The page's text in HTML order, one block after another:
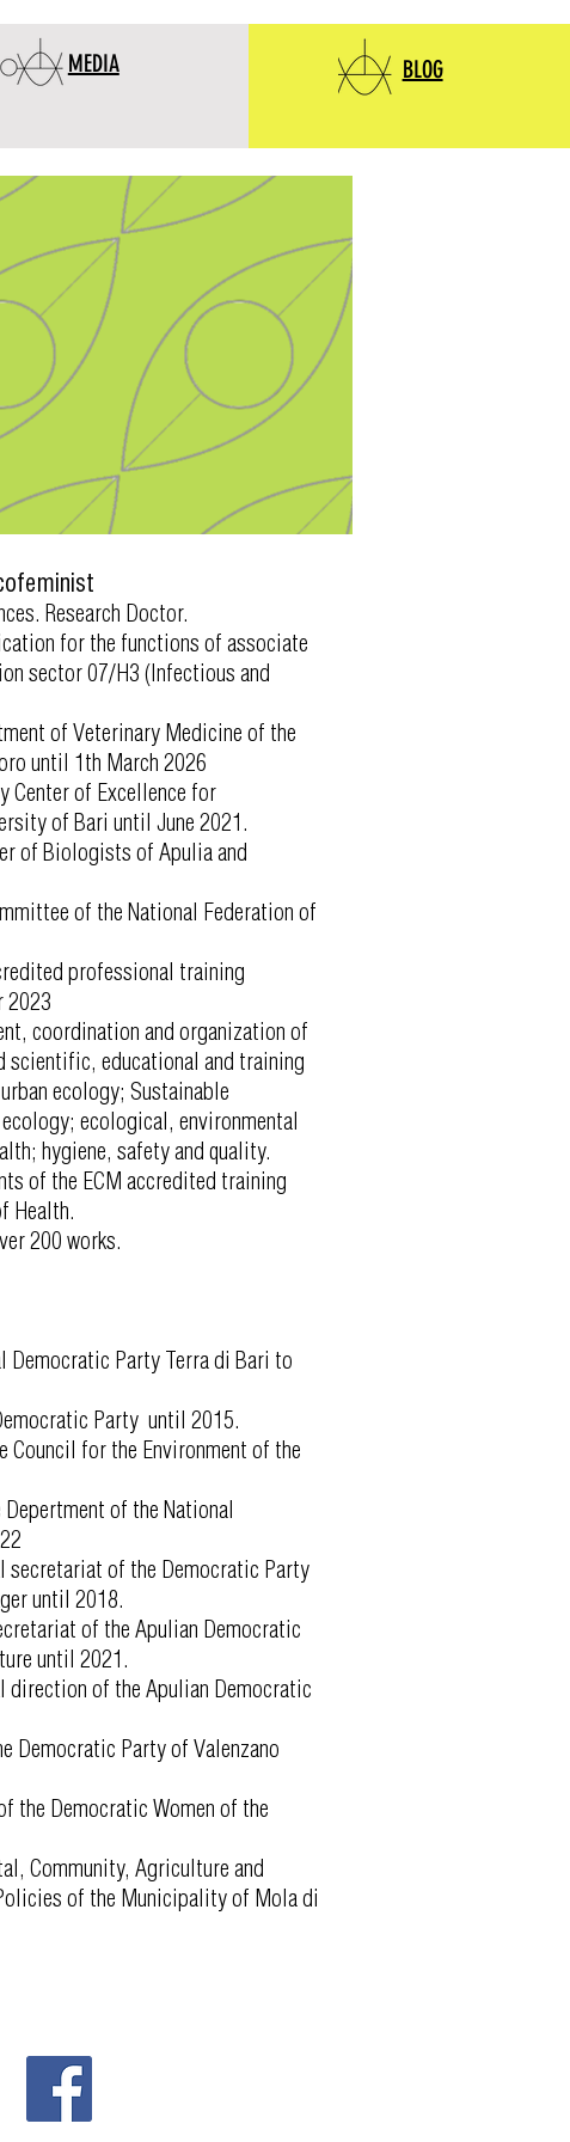
MEDIA BLOG
Research Doctor.
for the functions of associate
sector 07/H3 (Infectious and
of Veterinary Medicine of the
until 1th March 2026
Center of Excellence for
of Bari until June 2021.
of Biologists of Apulia and
of the National Federation of
professional training
2023
coordination and organization of
scientific, educational and training
ecology; Sustainable
ecological, environmental
hygiene, safety and quality.
of the ECM accredited training
Health.
200 works.
Democratic Party Terra di Bari to
Party until 2015.
Council for the Environment of the
of the National
secretariat of the Democratic Party
until 2018.
of the Apulian Democratic
until 2021.
direction of the Apulian Democratic
Democratic Party of Valenzano
the Democratic Women of the
Community, Agriculture and
of the Municipality of Mola di